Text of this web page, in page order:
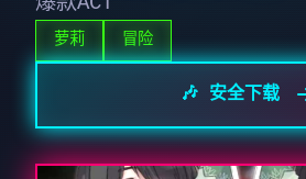
萝莉 冒险
🎶 安全下载